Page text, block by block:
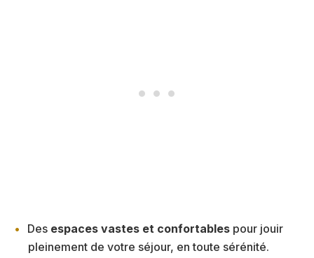
Des espaces vastes et confortables pour jouir
pleinement de votre séjour, en toute sérénité.